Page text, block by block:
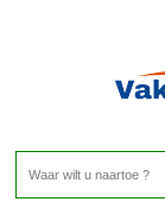
Home>